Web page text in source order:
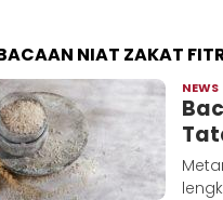
NIAT ZAKAT
NEWS